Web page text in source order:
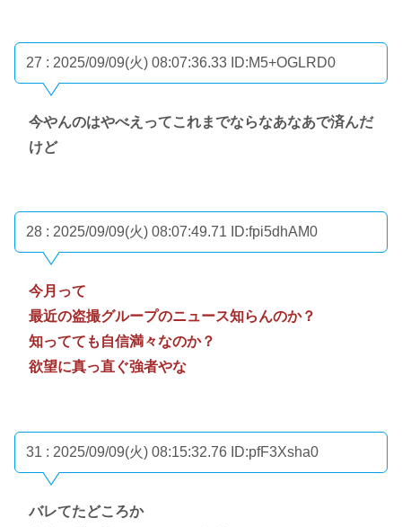
27 : 2025/09/09(火) 08:07:36.33 ID:M5+OGLRD0
今やんのはやべえってこれまでならなあなあで済んだ
けど
28 : 2025/09/09(火) 08:07:49.71 ID:fpi5dhAM0
今月って
最近の盗撮グループのニュース知らんのか？
知ってても自信満々なのか？
欲望に真っ直ぐ強者やな
31 : 2025/09/09(火) 08:15:32.76 ID:pfF3Xsha0
バレてたどころか